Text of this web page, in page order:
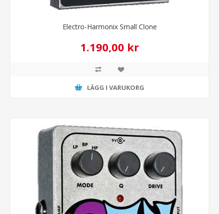
Electro-Harmonix Small Clone
1.190,00 kr
LÄGG I VARUKORG